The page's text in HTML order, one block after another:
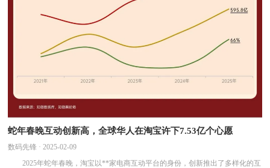
蛇年春晚互动创新高，全球华人在淘宝许下7.53亿个心愿
数码先锋 · 2025-02-09
2025年蛇年春晚，淘宝以**家电商互动平台的身份，创新推出了多样化的互